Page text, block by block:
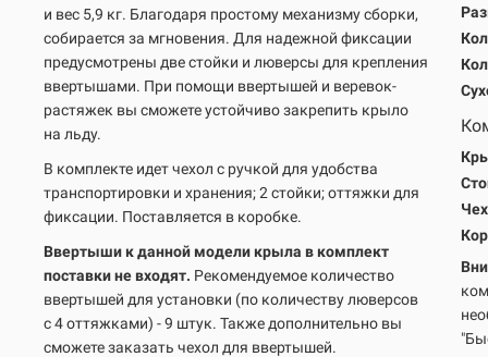
и вес 5,9 кг. Благодаря простому механизму сборки,
собирается за мгновения. Для надежной фиксации
предусмотрены две стойки и люверсы для крепления
ввертышами. При помощи ввертышей и веревок-
растяжек вы сможете устойчиво закрепить крыло
на льду.
В комплекте идет чехол с ручкой для удобства
транспортировки и хранения; 2 стойки; оттяжки для
фиксации. Поставляется в коробке.
Ввертыши к данной модели крыла в комплект
поставки не входят. Рекомендуемое количество
ввертышей для установки (по количеству люверсов
с 4 оттяжками) - 9 штук. Также дополнительно вы
сможете заказать чехол для ввертышей.